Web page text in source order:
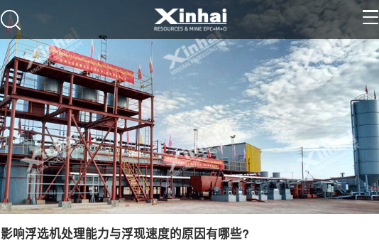
影响浮选机处理能力与浮现速度的原因有哪些?